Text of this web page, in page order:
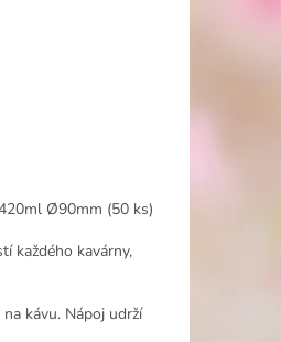
Ø90mm (50 ks)
každého kavárny,
kávu. Nápoj udrží